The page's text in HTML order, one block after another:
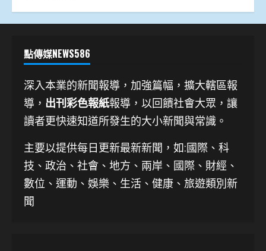
點傳媒NEWS586
深入本業的新聞報導，加強篇幅，擴大轄區報
導， 出刊彩色報紙報導，以回饋社會大眾，讓
讀者更快速知道所發生的大小新聞與常識。
主要以提供每日更新最新新聞 ，如:國際、科
技、 政治、社會、地方、兩岸、國際、財經、
數位、運動、娛樂、生活、健康、旅遊類別新
聞